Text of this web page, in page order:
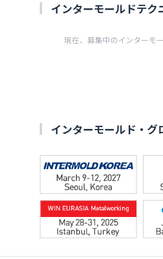
インターモールドテク
現在、募集中のインターモ
インターモールド・グ